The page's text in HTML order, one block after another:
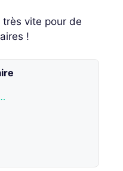
vite pour de
!